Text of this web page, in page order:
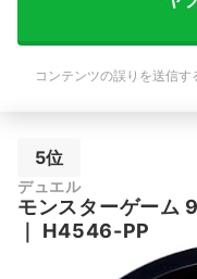
コンテンツの誤りを送信す
5位
デュエル
モンスターゲーム 9
｜ H4546-PP